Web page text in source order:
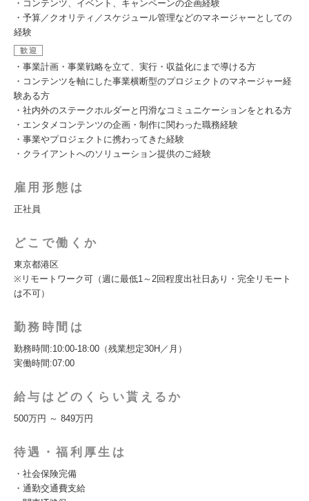
・コンテンツ、イベント、キャンペーンの企画経験
・予算／クオリティ／スケジュール管理などのマネージャーとしての
経験
歓迎
・事業計画・事業戦略を立て、実行・収益化にまで導ける方
・コンテンツを軸にした事業横断型のプロジェクトのマネージャー経
験ある方
・社内外のステークホルダーと円滑なコミュニケーションをとれる方
・エンタメコンテンツの企画・制作に関わった職務経験
・事業やプロジェクトに携わってきた経験
・クライアントへのソリューション提供のご経験
雇用形態は
正社員
どこで働くか
東京都港区
※リモートワーク可（週に最低1～2回程度出社日あり・完全リモート
は不可）
勤務時間は
勤務時間:10:00-18:00（残業想定30H／月）
実働時間:07:00
給与はどのくらい貰えるか
500万円 ～ 849万円
待遇・福利厚生は
・社会保険完備
・通勤交通費支給